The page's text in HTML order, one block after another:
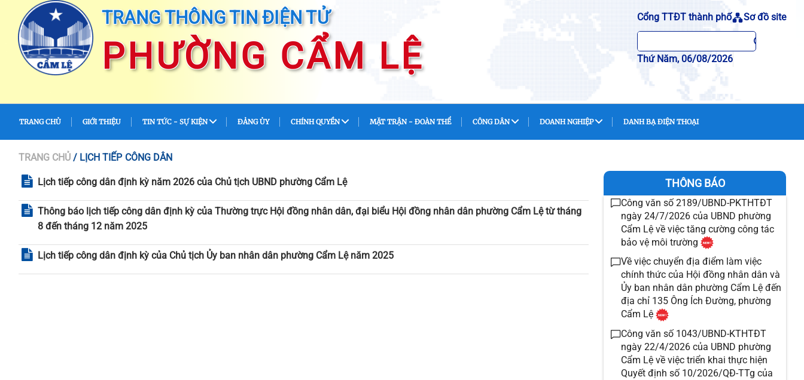
TRANG THÔNG TIN ĐIỆN TỬ
PHƯỜNG CẨM LỆ
Cổng TTĐT thành phố Sơ đồ site
Thứ Năm, 06/08/2026
TRANG CHỦ GIỚI THIỆU TIN TỨC - SỰ KIỆN ĐẢNG ỦY CHÍNH QUYỀN MẶT TRẬN - ĐOÀN THỂ CÔNG DÂN DOANH NGHIỆP DANH BẠ ĐIỆN THOẠI
TRANG CHỦ / LỊCH TIẾP CÔNG DÂN
Lịch tiếp công dân định kỳ năm 2026 của Chủ tịch UBND phường Cẩm Lệ
Thông báo lịch tiếp công dân định kỳ của Thường trực Hội đồng nhân dân, đại biểu Hội đồng nhân dân phường Cẩm Lệ từ tháng
8 đến tháng 12 năm 2025
Lịch tiếp công dân định kỳ của Chủ tịch Ủy ban nhân dân phường Cẩm Lệ năm 2025
THÔNG BÁO
Công văn số 2189/UBND-PKTHTĐT
ngày 24/7/2026 của UBND phường
Cẩm Lệ về việc tăng cường công tác
bảo vệ môi trường
Về việc chuyển địa điểm làm việc
chính thức của Hội đồng nhân dân và
Ủy ban nhân dân phường Cẩm Lệ đến
địa chỉ 135 Ông Ích Đường, phường
Cẩm Lệ
Công văn số 1043/UBND-KTHTĐT
ngày 22/4/2026 của UBND phường
Cẩm Lệ về việc triển khai thực hiện
Quyết định số 10/2026/QĐ-TTg của